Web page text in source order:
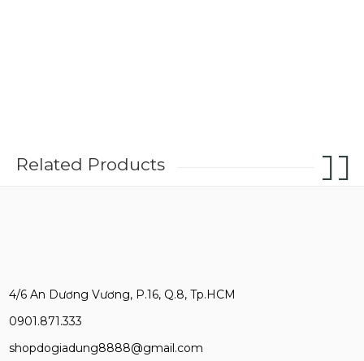
Related Products
4/6 An Dương Vương, P.16, Q.8, Tp.HCM
0901.871.333
shopdogiadung8888@gmail.com